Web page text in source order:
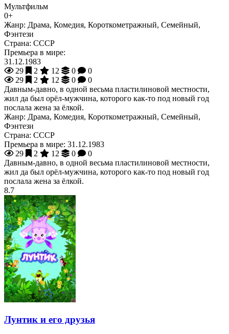
Мультфильм
0+
Жанр: Драма, Комедия, Короткометражный, Семейный,
Фэнтези
Страна: СССР
Премьера в мире:
31.12.1983
29
2 12 0
0
29
2 12 0
0
Давным-давно, в одной весьма пластилиновой местности,
жил да был орёл-мужчина, которого как-то под новый год
послала жена за ёлкой.
Жанр: Драма, Комедия, Короткометражный, Семейный,
Фэнтези
Страна: СССР
Премьера в мире: 31.12.1983
29
2 12 0
0
Давным-давно, в одной весьма пластилиновой местности,
жил да был орёл-мужчина, которого как-то под новый год
послала жена за ёлкой.
8.7
Лунтик и его друзья